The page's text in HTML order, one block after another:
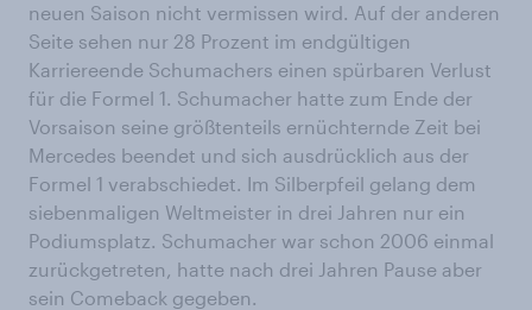
neuen Saison nicht vermissen wird. Auf der anderen
Seite sehen nur 28 Prozent im endgültigen
Karriereende Schumachers einen spürbaren Verlust
für die Formel 1. Schumacher hatte zum Ende der
Vorsaison seine größtenteils ernüchternde Zeit bei
Mercedes beendet und sich ausdrücklich aus der
Formel 1 verabschiedet. Im Silberpfeil gelang dem
siebenmaligen Weltmeister in drei Jahren nur ein
Podiumsplatz. Schumacher war schon 2006 einmal
zurückgetreten, hatte nach drei Jahren Pause aber
sein Comeback gegeben.